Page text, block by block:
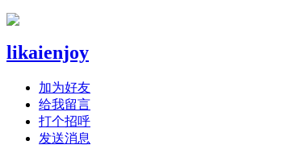
likaienjoy
加为好友
给我留言
打个招呼
发送消息